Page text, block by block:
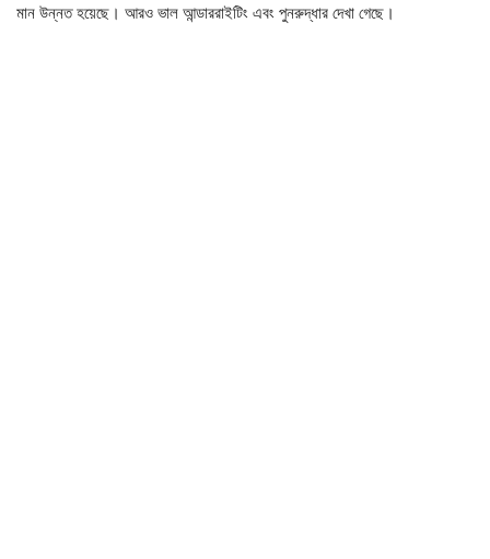
মান উন্নত হয়েছে। আরও ভাল আন্ডাররাইটিং এবং পুনরুদ্ধার দেখা গেছে।